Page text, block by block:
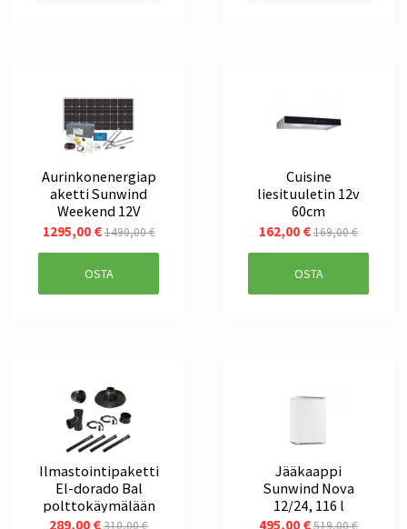
Aurinkonenergiap
aketti Sunwind
Weekend 12V
1295,00 €1490,00 €
OSTA
Cuisine
liesituuletin 12v
60cm
162,00 €169,00 €
OSTA
Ilmastointipaketti
El-dorado Bal
polttokäymälään
289,00 €
Jääkaappi
Sunwind Nova
12/24, 116 l
495,00 €